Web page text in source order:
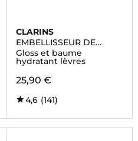
CLARINS
EMBELLISSEUR DE
LEVRES
Gloss et baume
hydratant lèvres
25,90 €
4,6 (141)